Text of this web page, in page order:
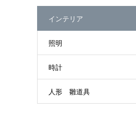
インテリア
照明
時計
人形 雛道具